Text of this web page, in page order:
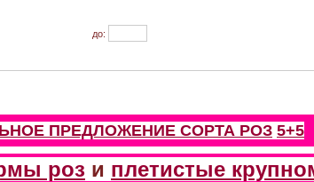
до:
ПРЕДЛОЖЕНИЕ СОРТА РОЗ 5+5
роз и плетистые